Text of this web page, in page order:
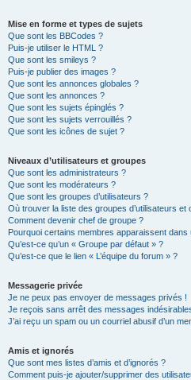
Mise en forme et types de sujets
Que sont les BBCodes ?
Puis-je utiliser le HTML ?
Que sont les smileys ?
Puis-je publier des images ?
Que sont les annonces globales ?
Que sont les annonces ?
Que sont les sujets épinglés ?
Que sont les sujets verrouillés ?
Que sont les icônes de sujet ?
Niveaux d’utilisateurs et groupes
Que sont les administrateurs ?
Que sont les modérateurs ?
Que sont les groupes d’utilisateurs ?
Où trouver la liste des groupes d’utilisateurs et
Comment devenir chef de groupe ?
Pourquoi certains membres apparaissent dans
Qu’est-ce qu’un « Groupe par défaut » ?
Qu’est-ce que le lien « L’équipe du forum » ?
Messagerie privée
Je ne peux pas envoyer de messages privés !
Je reçois sans arrêt des messages
J’ai reçu un spam ou un courriel abusif d’un
Amis et ignorés
Que sont mes listes d’amis et d’ignorés ?
Comment puis-je ajouter/supprimer des